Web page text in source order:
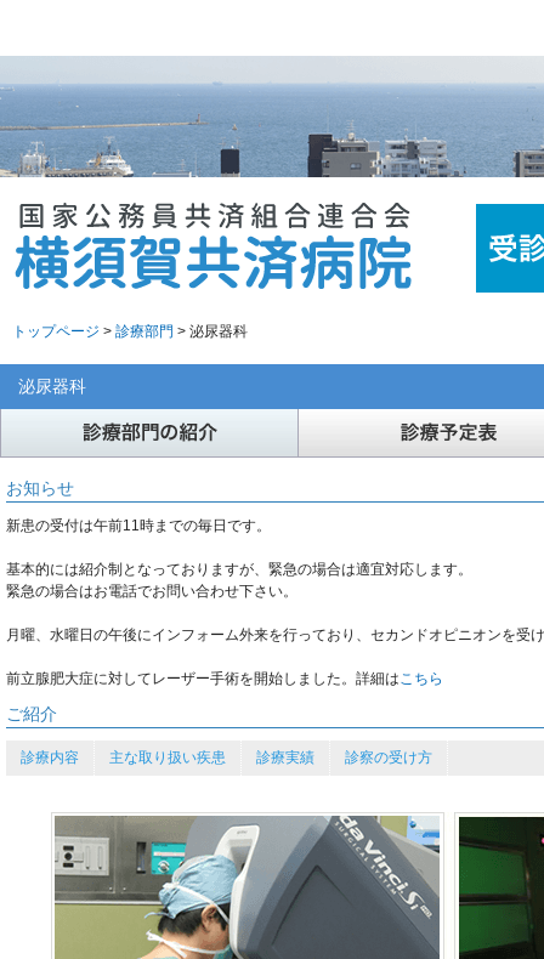
トップページ > 診療部門 > 泌尿器科
泌尿器科
お知らせ
新患の受付は午前11時までの毎日です。
基本的には紹介制となっておりますが、緊急の場合は適宜対応します。
緊急の場合はお電話でお問い合わせ下さい。
月曜、水曜日の午後にインフォーム外来を行っており、セカンドオピニオンを受
前立腺肥大症に対してレーザー手術を開始しました。詳細はこちら
ご紹介
診療内容 主な取り扱い疾患 診療実績 診察の受け方